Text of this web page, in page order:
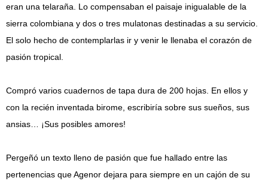
eran una telaraña. Lo compensaban el paisaje inigualable de la
sierra colombiana y dos o tres mulatonas destinadas a su servicio.
El solo hecho de contemplarlas ir y venir le llenaba el corazón de
pasión tropical.
Compró varios cuadernos de tapa dura de 200 hojas. En ellos y
con la recién inventada birome, escribiría sobre sus sueños, sus
ansias… ¡Sus posibles amores!
Pergeñó un texto lleno de pasión que fue hallado entre las
pertenencias que Agenor dejara para siempre en un cajón de su